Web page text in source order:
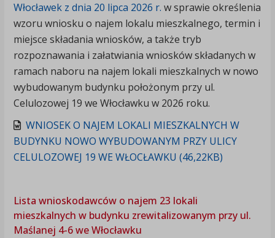
Włocławek z dnia 20 lipca 2026 r. w sprawie określenia
wzoru wniosku o najem lokalu mieszkalnego, termin i
miejsce składania wniosków, a także tryb
rozpoznawania i załatwiania wniosków składanych w
ramach naboru na najem lokali mieszkalnych w nowo
wybudowanym budynku położonym przy ul.
Celulozowej 19 we Włocławku w 2026 roku.
WNIOSEK O NAJEM LOKALI MIESZKALNYCH W
BUDYNKU NOWO WYBUDOWANYM PRZY ULICY
CELULOZOWEJ 19 WE WŁOCŁAWKU (46,22KB)
Lista wnioskodawców o najem 23 lokali
mieszkalnych w budynku zrewitalizowanym przy ul.
Maślanej 4-6 we Włocławku